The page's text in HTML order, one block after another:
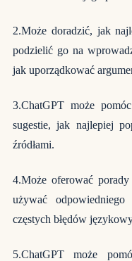
2.Może doradzić, jak
podzielić go na
jak uporządkować
3.ChatGPT może
sugestie, jak najlepiej
źródłami.
4.Może oferować
używać
częstych błędów
5.ChatGPT może